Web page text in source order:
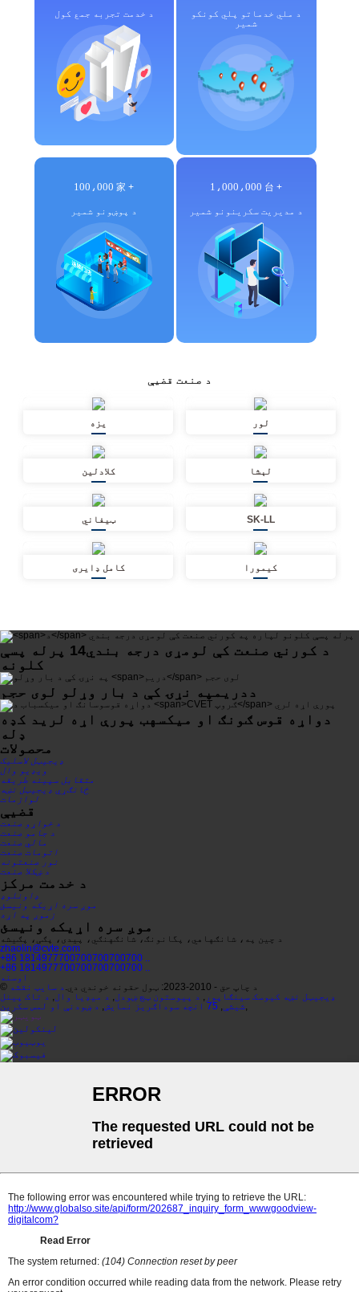
د خدمت تجربه جمع کول
د ملي خدماتو پلي کونکو
شمیر
100،000 家 +
د پوښونو شمیر
1،000،000 台 +
د مدیریت سکرینونو شمیر
د صنعت قضیې
يزه لور
کلادلین لېشا
ټیفاني SK-LL
کامل ډایری کیمورا
د کورني صنعت کې لومړی درجه بندي14 پرله پسې
کلونه
د دریمپه نړۍ کې د بار وړلو لوی حجم
دواړه قوس ګونګ او میکسهب پورې اړه لريد کډه
ډله
محصولات
ډیجیټل لاسلیک
ویډیو وال
متقابل سپینه طریقه
ځانګړي ډیجیټل نښه
لوازمات
قضیې
د خواړو صنعت
د جامو صنعت
مالي صنعت
اتومات صنعت
نور صنعتونه
د ښکلا صنعت
د خدمت مرکز
ډاونلوډ
موږ سره اړیکه ونیسئ
زموږ په اړه
موږ سره اړیکه ونیسئ
د چین په، شانګهاهي، پگانونګ، شانګهنګي، پیدی، پګی، پګیشه
zhaolin@cvte.com
+86 1814977700700700700700 ..
+86 1814977700700700700700 ..
اوسنه
© د چاپ حق - 2010-2023: ټول حقونه خوندي دي.
د سایټ نقشه
ډیجیټل نښه کیوسک سینګاپور , د پیوستون ټچ ښودل, د میډیا وال, د تاک پینل
شیشې, 75 انچه سوداګریز نمایش , د ښودنې او لمس سکرین ,